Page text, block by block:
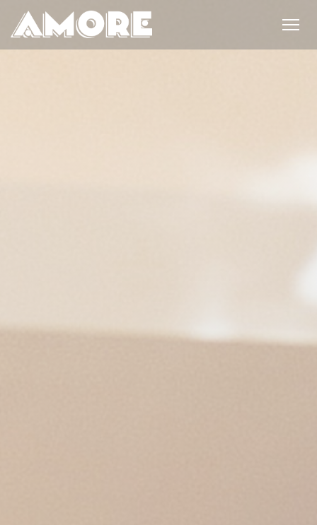
Personnalisation de vos choix en matière de cookies